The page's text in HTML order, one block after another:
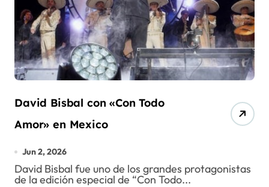
David Bisbal con «Con Todo
Amor» en Mexico
Jun 2, 2026
David Bisbal fue uno de los grandes protagonistas
de la edición especial de “Con Todo...